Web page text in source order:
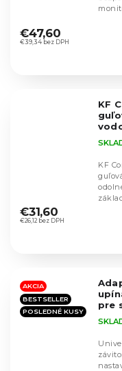
hodnotenie
produktu
€39,34 bez DPH
€47,60
KF
hodnotenie
produktu
hviezdičiek.
€26,12 bez DPH
€31,60
KF
AKCIA
BESTSELLER
POSLEDNÉ KUSY
pre